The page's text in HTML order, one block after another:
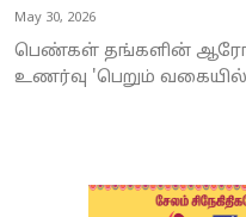
Spirituality
Weather
May 30, 2026
பெண்கள் தங்களின்
உணர்வு 'பெறும் வகையில்,